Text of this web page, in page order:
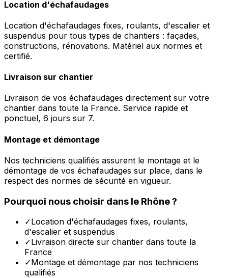
Location d'échafaudages
Location d'échafaudages fixes, roulants, d'escalier et
suspendus pour tous types de chantiers : façades,
constructions, rénovations. Matériel aux normes et
certifié.
Livraison sur chantier
Livraison de vos échafaudages directement sur votre
chantier dans toute la France. Service rapide et
ponctuel, 6 jours sur 7.
Montage et démontage
Nos techniciens qualifiés assurent le montage et le
démontage de vos échafaudages sur place, dans le
respect des normes de sécurité en vigueur.
Pourquoi nous choisir dans le Rhône?
✓Location d'échafaudages fixes, roulants,
d'escalier et suspendus
✓Livraison directe sur chantier dans toute la
France
✓Montage et démontage par nos techniciens
qualifiés